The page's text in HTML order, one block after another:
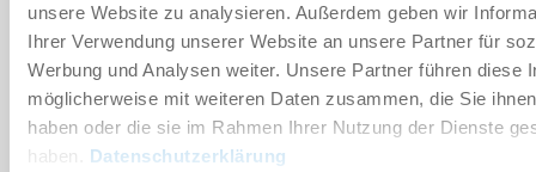
unsere Website zu analysieren. Außerdem geben wir
Ihrer Verwendung unserer Website an unsere Partner für
Werbung und Analysen weiter. Unsere Partner führen diese
möglicherweise mit weiteren Daten zusammen, die Sie
haben oder die sie im Rahmen Ihrer Nutzung der Dienste
haben. Datenschutzerklärung
Technische gegevens